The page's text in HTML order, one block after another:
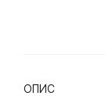
ОПИС